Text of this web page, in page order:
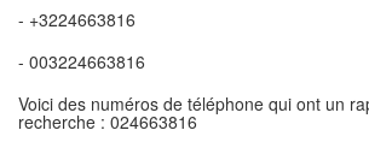
- +3224663816
- 003224663816
Voici des numéros de téléphone qui ont un
recherche : 024663816